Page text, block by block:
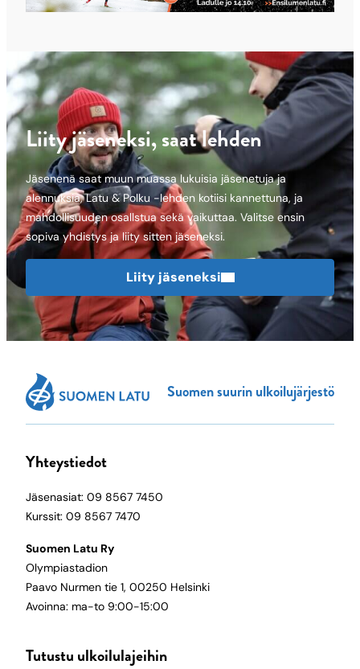
Liity jäseneksi, saat lehden
Jäsenenä saat muun muassa lukuisia jäsenetuja ja
alennuksia, Latu & Polku -lehden kotiisi kannettuna, ja
mahdollisuuden osallstua sekä vaikuttaa. Valitse ensin
sopiva yhdistys ja liity sitten jäseneksi.
Liity jäseneksi
Suomen suurin ulkoilujärjestö
Yhteystiedot
Jäsenasiat: 09 8567 7450
Kurssit: 09 8567 7470
Suomen Latu Ry
Olympiastadion
Paavo Nurmen tie 1, 00250 Helsinki
Avoinna: ma-to 9:00-15:00
Tutustu ulkoilulajeihin